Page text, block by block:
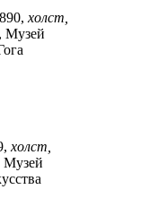
холст,
Музей
холст,